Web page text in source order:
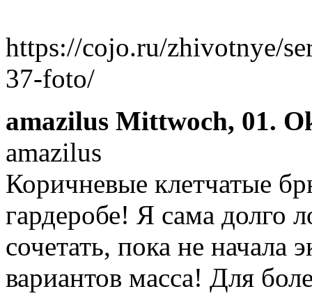
https://cojo.ru/zhivotnye/
37-foto/
amazilus Mittwoch, 01.
amazilus
Коричневые клетчатые
гардеробе! Я сама долго
сочетать, пока не начала
вариантов масса! Для